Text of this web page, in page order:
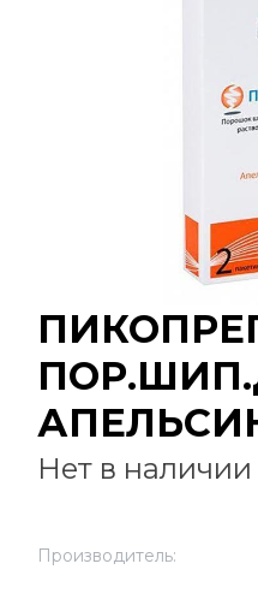
Нет в наличии
Производитель: